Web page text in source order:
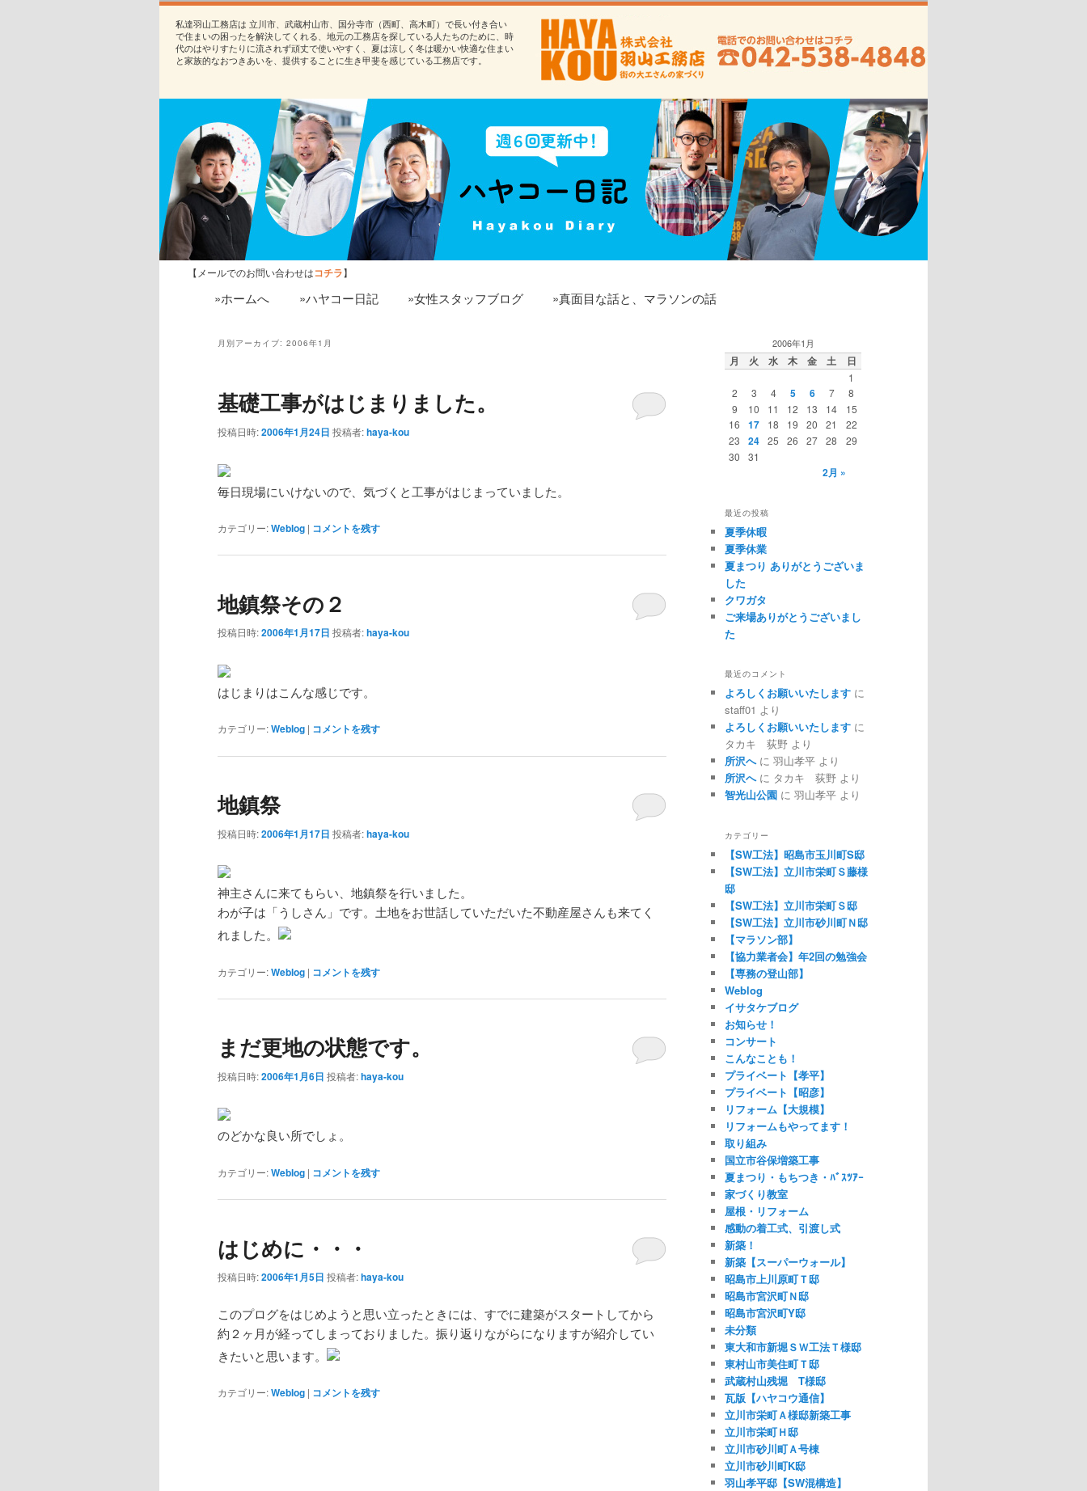
私達羽山工務店は 立川市、武蔵村山市、国分寺市（西町、高木町）で長い付き合い
で住まいの困ったを解決してくれる、地元の工務店を探している人たちのために、時
代のはやりすたりに流されず頑丈で使いやすく、夏は涼しく冬は暖かい快適な住まい
と家族的なおつきあいを、提供することに生き甲斐を感じている工務店です。
【メールでのお問い合わせはコチラ】
»ホームへ »ハヤコー日記 »女性スタッフブログ »真面目な話と、マラソンの話
月別アーカイブ:2006年1月
基礎工事がはじまりました。
投稿日時:2006年1月24日 投稿者:haya-kou
毎日現場にいけないので、気づくと工事がはじまっていました。
カテゴリー:Weblog | コメントを残す
地鎮祭その２
投稿日時:2006年1月17日 投稿者:haya-kou
はじまりはこんな感じです。
カテゴリー:Weblog | コメントを残す
地鎮祭
投稿日時:2006年1月17日 投稿者:haya-kou
神主さんに来てもらい、地鎮祭を行いました。
わが子は「うしさん」です。土地をお世話していただいた不動産屋さんも来てく
れました。
カテゴリー:Weblog | コメントを残す
まだ更地の状態です。
投稿日時:2006年1月6日 投稿者:haya-kou
のどかな良い所でしょ。
カテゴリー:Weblog | コメントを残す
はじめに・・・
投稿日時:2006年1月5日 投稿者:haya-kou
このプログをはじめようと思い立ったときには、すでに建築がスタートしてから
約２ヶ月が経ってしまっておりました。振り返りながらになりますが紹介してい
きたいと思います。
カテゴリー:Weblog | コメントを残す
2006年1月
月 火 水 木 金 土 日
1
2
3 4 5 6 7
8
9
10 11 12 13 14
15
16
17 18 19 20 21
22
23
24 25 26 27 28
29
30
31
2月 »
最近の投稿
夏季休暇
夏季休業
夏まつり ありがとうございま
した
クワガタ
ご来場ありがとうございまし
た
最近のコメント
よろしくお願いいたします に
staff01 より
よろしくお願いいたします に
タカキ 荻野 より
所沢へに羽山孝平 より
所沢へに タカキ 荻野 より
智光山公園 に羽山孝平 より
カテゴリー
【SW工法】昭島市玉川町S邸
【SW工法】立川市栄町Ｓ藤様
邸
【SW工法】立川市栄町Ｓ邸
【SW工法】立川市砂川町Ｎ邸
【マラソン部】
【協力業者会】年2回の勉強会
【専務の登山部】
Weblog
イサタケブログ
お知らせ！
コンサート
こんなことも！
プライベート【孝平】
プライベート【昭彦】
リフォーム【大規模】
リフォームもやってます！
取り組み
国立市谷保増築工事
夏まつり・もちつき・ﾊﾞｽﾂｱｰ
家づくり教室
屋根・リフォーム
感動の着工式、引渡し式
新築！
新築【スーパーウォール】
昭島市上川原町Ｔ邸
昭島市宮沢町Ｎ邸
昭島市宮沢町Y邸
未分類
東大和市新堀ＳＷ工法Ｔ様邸
東村山市美住町Ｔ邸
武蔵村山残堀 T様邸
瓦版【ハヤコウ通信】
立川市栄町Ａ様邸新築工事
立川市栄町Ｈ邸
立川市砂川町Ａ号棟
立川市砂川町K邸
羽山孝平邸【SW混構造】